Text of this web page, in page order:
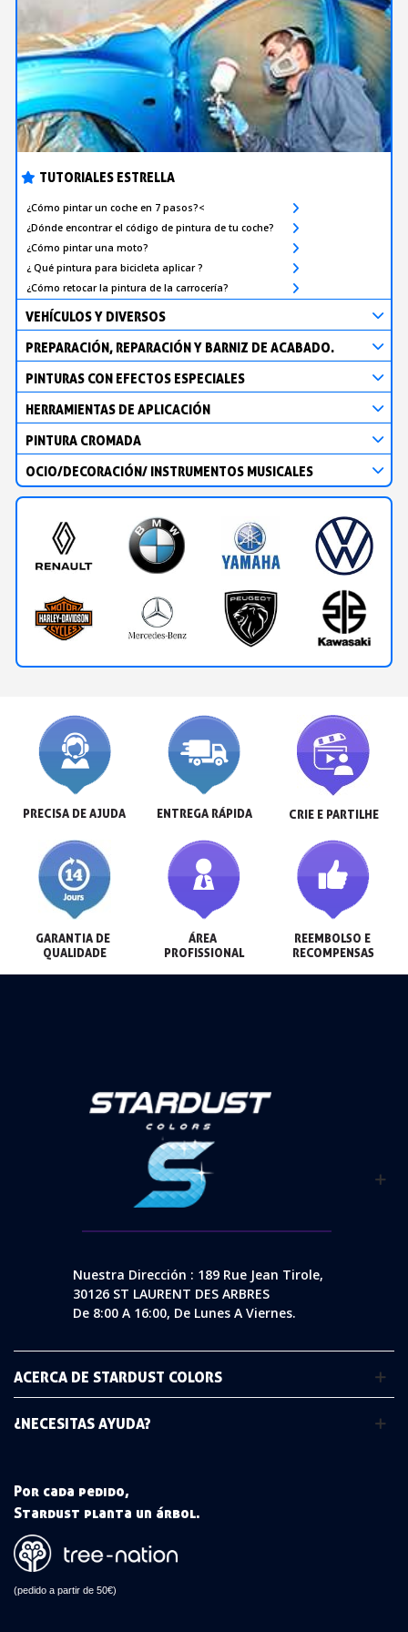
TUTORIALES ESTRELLA
¿Cómo pintar un coche en 7 pasos?<
¿Dónde encontrar el código de pintura de tu coche?
¿Cómo pintar una moto?
¿ Qué pintura para bicicleta aplicar ?
¿Cómo retocar la pintura de la carrocería?
VEHÍCULOS Y DIVERSOS
PREPARACIÓN, REPARACIÓN Y BARNIZ DE ACABADO.
PINTURAS CON EFECTOS ESPECIALES
HERRAMIENTAS DE APLICACIÓN
PINTURA CROMADA
OCIO/DECORACIÓN/ INSTRUMENTOS MUSICALES
PRECISA DE AJUDA ENTREGA RÁPIDA CRIE E PARTILHE
GARANTIA DE
QUALIDADE
ÁREA
PROFISSIONAL
REEMBOLSO E
RECOMPENSAS
Nuestra Dirección : 189 Rue Jean Tirole,
30126 ST LAURENT DES ARBRES
De 8:00 A 16:00, De Lunes A Viernes.
ACERCA DE STARDUST COLORS
¿NECESITAS AYUDA?
Por cada pedido,
Stardust planta un árbol.
(pedido a partir de 50€)